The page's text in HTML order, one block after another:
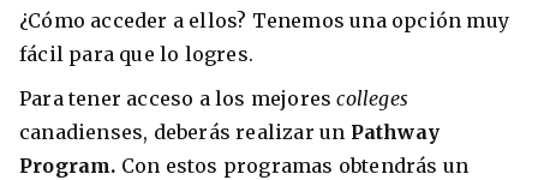
¿Cómo acceder a ellos? Tenemos una opción muy
fácil para que lo logres.
Para tener acceso a los mejorescolleges
canadienses, deberás realizar un Pathway
Program. Con estos programas obtendrás un